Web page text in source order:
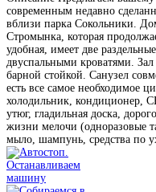
современным недавно
вблизи парка Сокольники.
Стромынка, которая
удобная, имеет две
двуспальными кроватями.
барной стойкой. Санузел
есть все самое необходимое
холодильник, кондиционер,
утюг, гладильная доска,
жизни мелочи (одноразовые
мыло, шампунь, средства по